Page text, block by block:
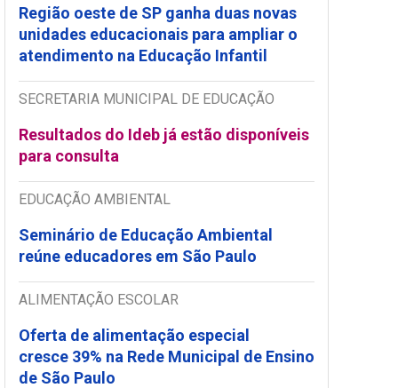
Região oeste de SP ganha duas novas
unidades educacionais para ampliar o
atendimento na Educação Infantil
SECRETARIA MUNICIPAL DE EDUCAÇÃO
Resultados do Ideb já estão disponíveis
para consulta
EDUCAÇÃO AMBIENTAL
Seminário de Educação Ambiental
reúne educadores em São Paulo
ALIMENTAÇÃO ESCOLAR
Oferta de alimentação especial
cresce 39% na Rede Municipal de Ensino
de São Paulo